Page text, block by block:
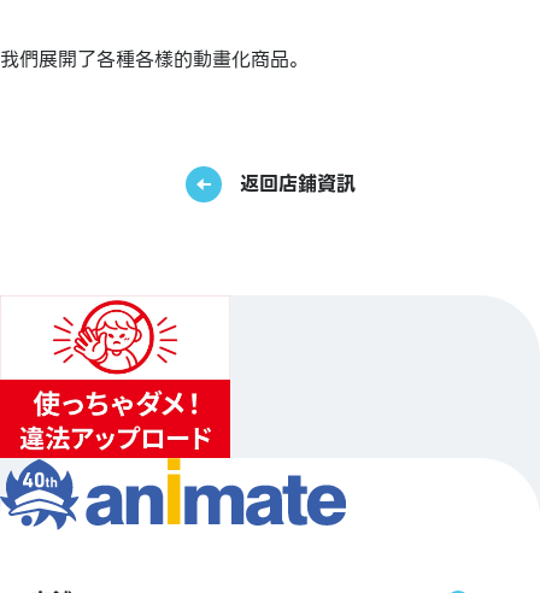
我們展開了各種各樣的動畫化商品。
返回店鋪資訊